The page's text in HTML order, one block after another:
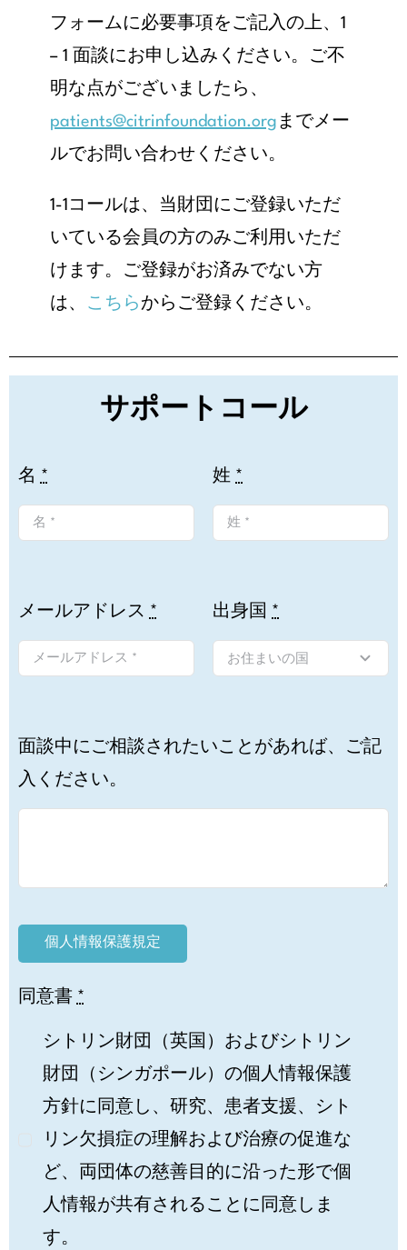
フォームに必要事項をご記入の上、1
– 1 面談にお申し込みください。ご不
明な点がございましたら、
patients@citrinfoundation.org までメー
ルでお問い合わせください。
1-1コールは、当財団にご登録いただ
いている会員の方のみご利用いただ
けます。ご登録がお済みでない方
は、
こちら からご登録ください。
サポートコール
名 * 姓 *
メールアドレス * 出身国 *
面談中にご相談されたいことがあれば、ご記
入ください。
個人情報保護規定
同意書 *
シトリン財団（英国）およびシトリン
財団（シンガポール）の個人情報保護
方針に同意し、研究、患者支援、シト
リン欠損症の理解および治療の促進な
ど、両団体の慈善目的に沿った形で個
人情報が共有されることに同意しま
す。